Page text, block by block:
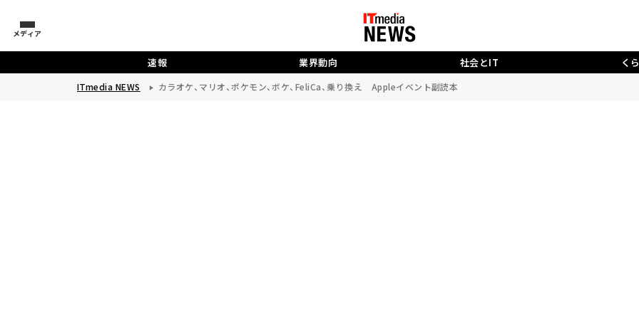
メディア
速報 業界動向 社会とIT く
ITmedia NEWS カラオケ、マリオ、ポケモン、ボケ、FeliCa、乗り換え Appleイベント副読本